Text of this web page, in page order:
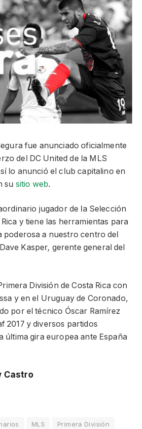
fue anunciado oficialmente
del DC United de la MLS
lo anunció el club capitalino en
su sitio web.
jugador de la Selección
y tiene las herramientas para
poderosa a nuestro centro del
Kasper, gerente general del
División de Costa Rica con
y en el Uruguay de Coronado,
por el técnico Óscar Ramírez
2017 y diversos partidos
última gira europea ante España
Castro
MLS
Primera División